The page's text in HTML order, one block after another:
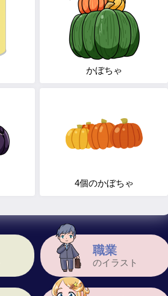
職業
のイラスト
かぼちゃ
4個のかぼちゃ